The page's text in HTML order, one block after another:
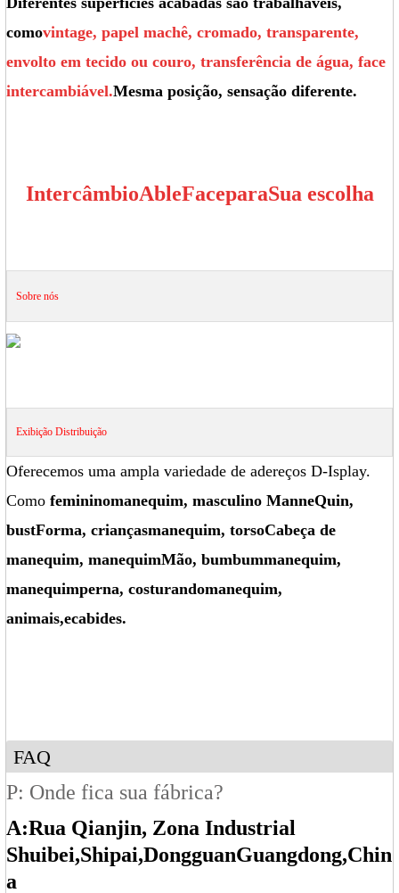
comovintage, papel machê, cromado, transparente,
envolto em tecido ou couro, transferência de água, face
intercambiável.Mesma posição, sensação diferente.
IntercâmbioAbleFaceparaSua escolha
Sobre nós
Exibição Distribuição
Oferecemos uma ampla variedade de adereços D-Isplay.
Como femininomanequim, masculino ManneQuin,
bustForma, criançasmanequim, torsoCabeça de
manequim, manequimMão, bumbummanequim,
manequimperna, costurandomanequim,
animais,ecabides.
FAQ
P: Onde fica sua fábrica?
A:Rua Qianjin, Zona Industrial
Shuibei,Shipai,DongguanGuangdong,Chin
a